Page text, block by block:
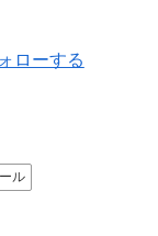
ローする
ル